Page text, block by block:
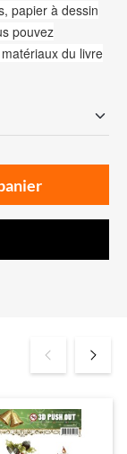
papier à dessin
pouvez
du livre